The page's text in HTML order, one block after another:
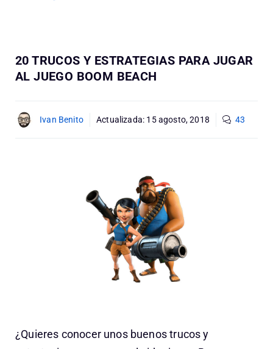
20 TRUCOS Y ESTRATEGIAS PARA JUGAR
AL JUEGO BOOM BEACH
Ivan Benito Actualizada: 15 agosto, 2018 43
¿Quieres conocer unos buenos trucos y